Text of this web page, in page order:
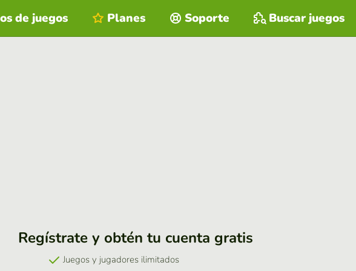
de juegos Planes Soporte Buscar juegos
Regístrate y obtén tu cuenta gratis
Juegos y jugadores ilimitados